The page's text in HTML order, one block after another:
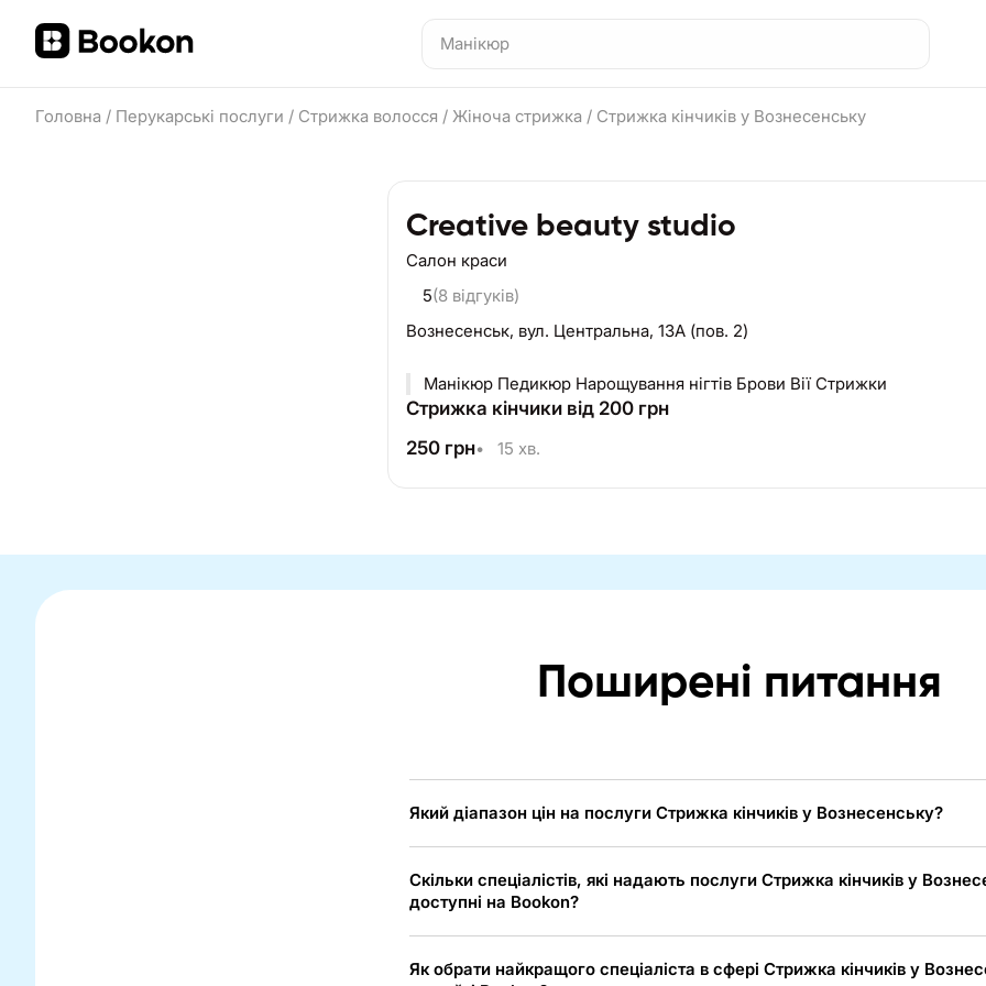
Головна / Перукарські послуги / Стрижка волосся / Жіноча стрижка / Стрижка кінчиків у Вознесенську
Creative beauty studio
Салон краси
5(8 відгуків)
Вознесенськ, вул. Центральна, 13А (пов. 2)
Манікюр Педикюр Нарощування нігтів Брови Вії Стрижки
Стрижка кінчики від 200 грн
250 грн• 15 хв.
Поширені питання
Який діапазон цін на послуги Стрижка кінчиків у Вознесенську?
Скільки спеціалістів, які надають послуги Стрижка кінчиків у
доступні на Bookon?
Як обрати найкращого спеціаліста в сфері Стрижка кінчиків у